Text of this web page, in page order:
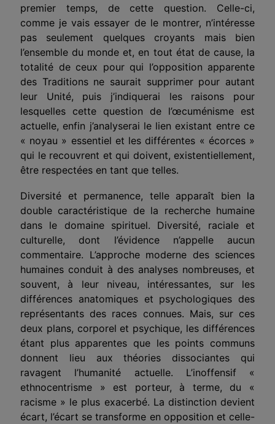
premier temps, de cette question. Celle-ci,
comme je vais essayer de le montrer, n’intéresse
pas seulement quelques croyants mais bien
l’ensemble du monde et, en tout état de cause, la
totalité de ceux pour qui l’opposition apparente
des Traditions ne saurait supprimer pour autant
leur Unité, puis j’indiquerai les raisons pour
lesquelles cette question de l’œcuménisme est
actuelle, enfin j’analyserai le lien existant entre ce
« noyau » essentiel et les différentes « écorces »
qui le recouvrent et qui doivent, existentiellement,
être respectées en tant que telles.
Diversité et permanence, telle apparaît bien la
double caractéristique de la recherche humaine
dans le domaine spirituel. Diversité, raciale et
culturelle, dont l’évidence n’appelle aucun
commentaire. L’approche moderne des sciences
humaines conduit à des analyses nombreuses, et
souvent, à leur niveau, intéressantes, sur les
différences anatomiques et psychologiques des
représentants des races connues. Mais, sur ces
deux plans, corporel et psychique, les différences
étant plus apparentes que les points communs
donnent lieu aux théories dissociantes qui
ravagent l’humanité actuelle. L’inoffensif «
ethnocen­trisme » est porteur, à terme, du «
racisme » le plus exacerbé. La distinction devient
écart, l’écart se transforme en opposition et celle-